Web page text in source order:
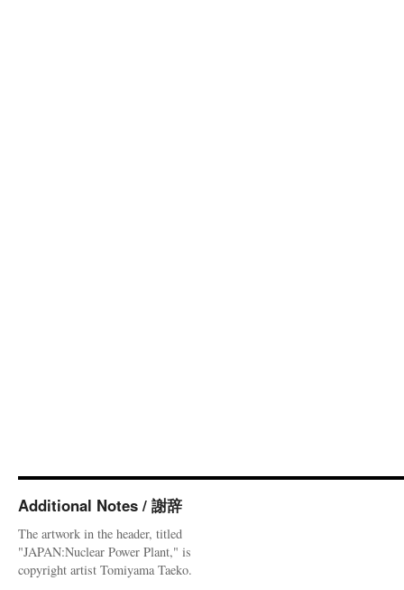
Additional Notes / 謝辞
The artwork in the header, titled
"JAPAN:Nuclear Power Plant," is
copyright artist Tomiyama Taeko.